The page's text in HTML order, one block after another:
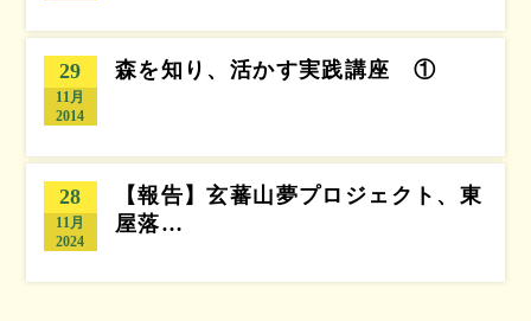
29
11月
2014
森を知り、活かす実践講座 ①
28
11月
2024
【報告】玄蕃山夢プロジェクト、東
屋落…